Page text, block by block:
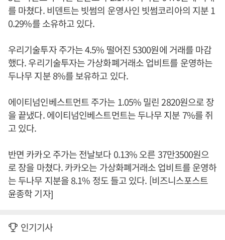
를 마쳤다. 비덴트는 빗썸의 운영사인 빗썸코리아의 지분 1
0.29%를 소유하고 있다.
우리기술투자 주가는 4.5% 떨어진 5300원에 거래를 마감
했다. 우리기술투자는 가상화폐거래소 업비트를 운영하는
두나무 지분 8%를 보유하고 있다.
에이티넘인베스트먼트 주가는 1.05% 밀린 2820원으로 장
을 끝냈다. 에이티넘인베스트먼트는 두나무 지분 7%를 쥐
고 있다.
반면 카카오 주가는 전날보다 0.13% 오른 37만3500원으
로 장을 마쳤다. 카카오는 가상화폐거래소 업비트를 운영하
는 두나무 지분을 8.1% 정도 들고 있다. [비즈니스포스트
윤종학 기자]
인기기사